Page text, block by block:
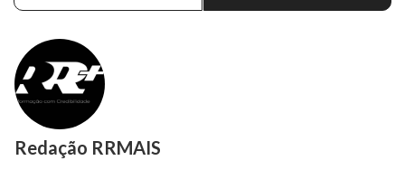
Redação RRMAIS